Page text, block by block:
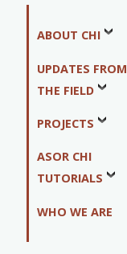
ABOUT CHI
UPDATES FROM
THE FIELD
PROJECTS
ASOR CHI
TUTORIALS
WHO WE ARE